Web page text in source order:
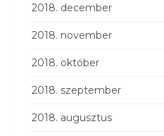
2018. december
2018. november
2018. október
2018. szeptember
2018. augusztus